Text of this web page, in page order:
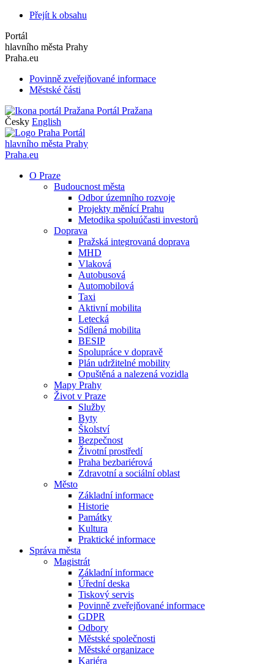
Přejít k obsahu
Portál
hlavního města Prahy
Praha.eu
Povinně zveřejňované informace
Městské části
Portál Pražana
Česky English
Portál
hlavního města Prahy
Praha.eu
O Praze
Budoucnost města
Odbor územního rozvoje
Projekty měnící Prahu
Metodika spoluúčasti investorů
Doprava
Pražská integrovaná doprava
MHD
Vlaková
Autobusová
Automobilová
Taxi
Aktivní mobilita
Letecká
Sdílená mobilita
BESIP
Spolupráce v dopravě
Plán udržitelné mobility
Opuštěná a nalezená vozidla
Mapy Prahy
Život v Praze
Služby
Byty
Školství
Bezpečnost
Životní prostředí
Praha bezbariérová
Zdravotní a sociální oblast
Město
Základní informace
Historie
Památky
Kultura
Praktické informace
Správa města
Magistrát
Základní informace
Úřední deska
Tiskový servis
Povinně zveřejňované informace
GDPR
Odbory
Městské společnosti
Městské organizace
Kariéra